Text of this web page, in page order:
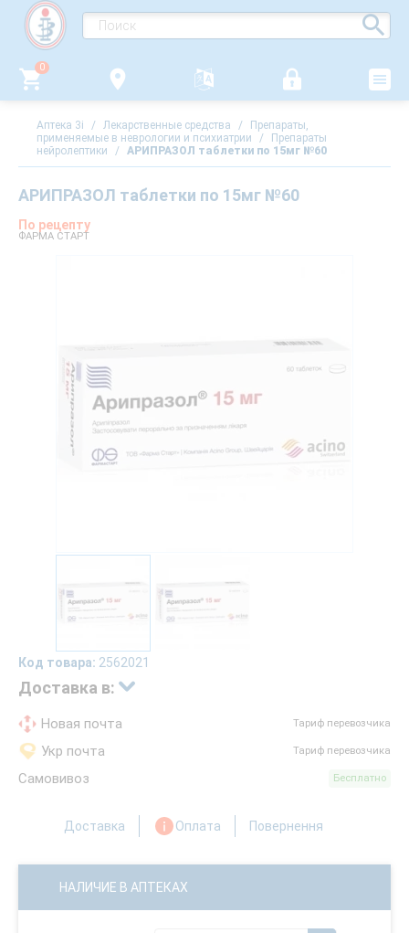
0
Аптека 3i / Лекарственные средства /
Препараты,
применяемые в неврологии и психиатрии
/
Препараты
нейролептики
/ АРИПРАЗОЛ таблетки по 15мг №60
АРИПРАЗОЛ таблетки по 15мг №60
По рецепту
ФАРМА СТАРТ
Код товара: 2562021
Доставка в:
Новая почта Тариф перевозчика
Укр почта Тариф перевозчика
Самовивоз Бесплатно
Доставка Оплата Повернення
НАЛИЧИЕ В АПТЕКАХ